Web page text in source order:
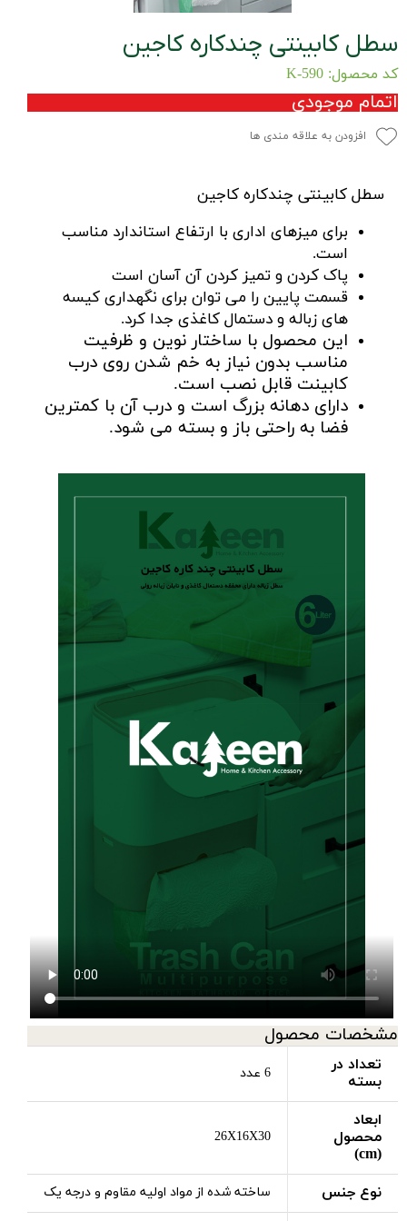
سطل کابینتی چندکاره کاجین
کد محصول: K-590
اتمام موجودی
افزودن به علاقه مندی ها
سطل کابینتی چندکاره کاجین
برای میزهای اداری با ارتفاع استاندارد مناسب
است.
پاک کردن و تمیز کردن آن آسان است
قسمت پایین را می توان برای نگهداری کیسه
های زباله و دستمال کاغذی جدا کرد.
این محصول با ساختار نوین و ظرفیت
مناسب بدون نیاز به خم شدن روی درب
کابینت قابل نصب است.
دارای دهانه بزرگ است و درب آن با کمترین
فضا به راحتی باز و بسته می شود.
مشخصات محصول
تعداد در
بسته
6 عدد
ابعاد
محصول
(cm)
26X16X30
نوع جنس ساخته شده از مواد اولیه مقاوم و درجه یک